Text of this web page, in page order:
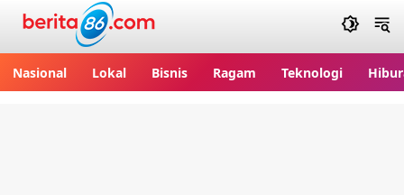
Nasional Lokal Bisnis Ragam Teknologi